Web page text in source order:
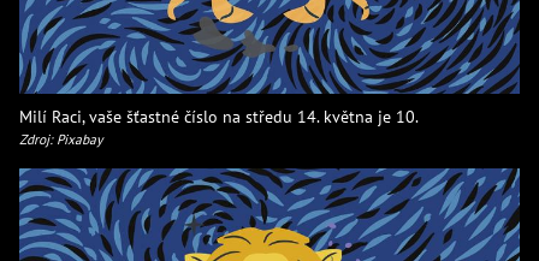
Milí Raci, vaše šťastné číslo na středu 14. května je 10.
Zdroj: Pixabay